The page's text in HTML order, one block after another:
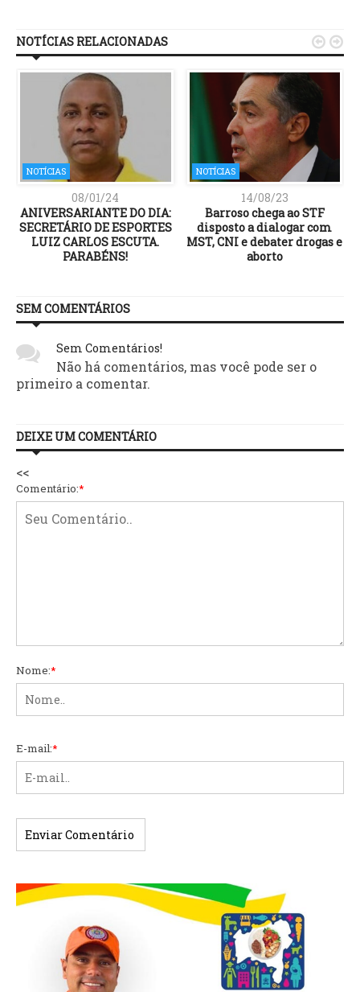
NOTÍCIAS RELACIONADAS
NOTÍCIAS
08/01/24
ANIVERSARIANTE DO DIA:
SECRETÁRIO DE ESPORTES
LUIZ CARLOS ESCUTA.
PARABÉNS!
NOTÍCIAS
14/08/23
Barroso chega ao STF
disposto a dialogar com
MST, CNI e debater drogas e
aborto
 
SEM COMENTÁRIOS
Sem Comentários!
Não há comentários, mas você pode ser o
primeiro a comentar.
DEIXE UM COMENTÁRIO
<<
Comentário:*
Nome:*
E-mail:*